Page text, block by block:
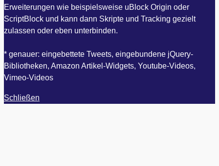
Erweiterungen wie beispielsweise uBlock Origin oder
ScriptBlock und kann dann Skripte und Tracking gezielt
zulassen oder eben unterbinden.
* genauer: eingebettete Tweets, eingebundene jQuery-
Bibliotheken, Amazon Artikel-Widgets, Youtube-Videos,
Vimeo-Videos
Schließen